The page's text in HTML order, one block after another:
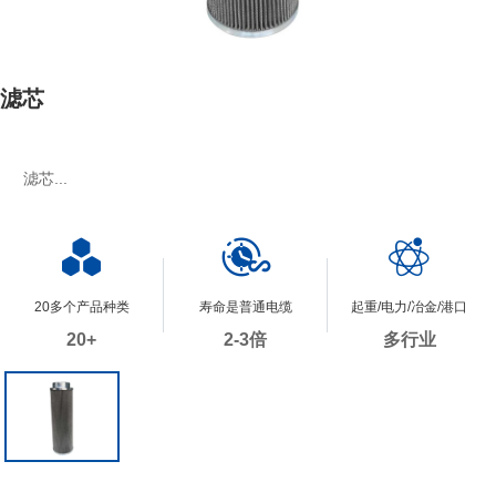
滤芯
滤芯...
20多个产品种类
20+
寿命是普通电缆
2-3倍
起重/电力/冶金/港口
多行业